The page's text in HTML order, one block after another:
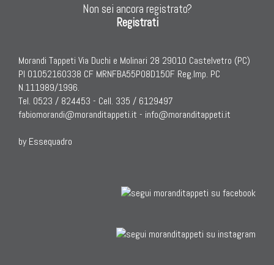
TAPPETI ANTICHI DA COLLEZIONE
Tappeti Anatolici Antichi
Tappeti Turcomanni Antichi
Tappeti Agra Antichi E Antica Asia
KILIM
Nuovissimi Kilim India
Non sei ancora registrato?
Registrati
Morandi Tappeti Via Duchi e Molinari 28 29010 Castelvetro (PC)
PI 01052160338 CF MRNFBA55P08D150F Reg.Imp. PC
N.111989/1996.
Tel. 0523 / 824453 - Cell. 335 / 6129497
fabiomorandi@moranditappeti.it - info@moranditappeti.it
by Essequadro